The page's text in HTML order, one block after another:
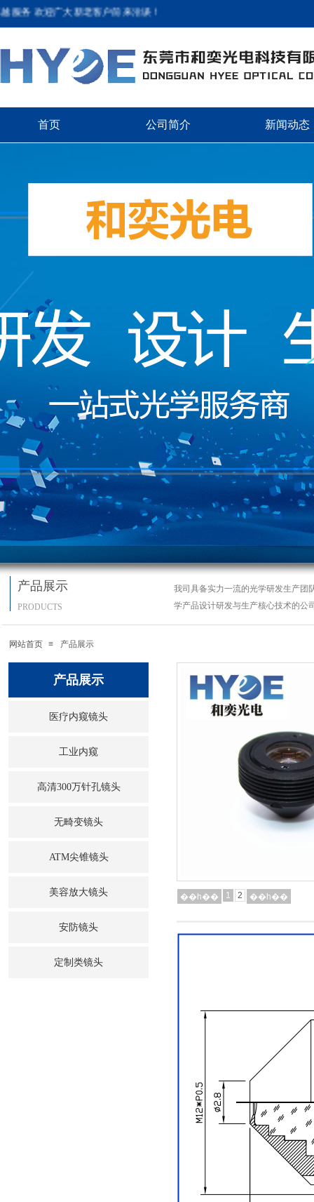
首页 公司简介 新闻动态
迎广大新老客户前来洽谈！
我司具备实力一流的光学研发生产团
学产品设计研发与生产核心技术的公
产品展示
PRODUCTS
网站首页 ≡ 产品展示
产品展示
医疗内窥镜头
工业内窥
高清300万针孔镜头
无畸变镜头
ATM尖锥镜头
美容放大镜头
安防镜头
定制类镜头
��һ�� 1 2 ��һ��